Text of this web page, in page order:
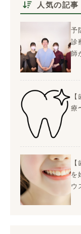
人気の記事
予
診
師
療
を
ウ